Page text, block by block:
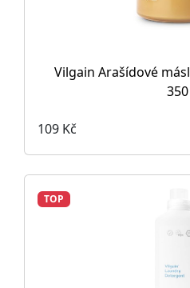
Vilgain Arašídové
109 Kč
TOP